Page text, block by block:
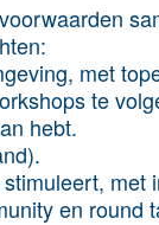
met
te
hebt.
met
en round